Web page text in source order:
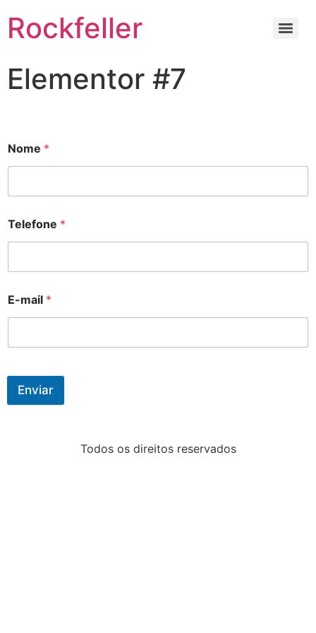
Rockfeller
Elementor #7
Nome *
Telefone *
E-mail *
Enviar
Todos os direitos reservados